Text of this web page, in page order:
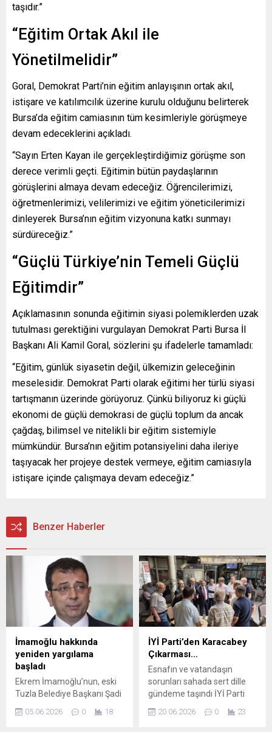
taşıdır.”
“Eğitim Ortak Akıl ile
Yönetilmelidir”
Goral, Demokrat Parti’nin eğitim anlayışının ortak akıl,
istişare ve katılımcılık üzerine kurulu olduğunu belirterek
Bursa’da eğitim camiasının tüm kesimleriyle görüşmeye
devam edeceklerini açıkladı.
“Sayın Erten Kayan ile gerçekleştirdiğimiz görüşme son
derece verimli geçti. Eğitimin bütün paydaşlarının
görüşlerini almaya devam edeceğiz. Öğrencilerimizi,
öğretmenlerimizi, velilerimizi ve eğitim yöneticilerimizi
dinleyerek Bursa’nın eğitim vizyonuna katkı sunmayı
sürdüreceğiz.”
“Güçlü Türkiye’nin Temeli Güçlü
Eğitimdir”
Açıklamasının sonunda eğitimin siyasi polemiklerden uzak
tutulması gerektiğini vurgulayan Demokrat Parti Bursa İl
Başkanı Ali Kamil Goral, sözlerini şu ifadelerle tamamladı:
“Eğitim, günlük siyasetin değil, ülkemizin geleceğinin
meselesidir. Demokrat Parti olarak eğitimi her türlü siyasi
tartışmanın üzerinde görüyoruz. Çünkü biliyoruz ki güçlü
ekonomi de güçlü demokrasi de güçlü toplum da ancak
çağdaş, bilimsel ve nitelikli bir eğitim sistemiyle
mümkündür. Bursa’nın eğitim potansiyelini daha ileriye
taşıyacak her projeye destek vermeye, eğitim camiasıyla
istişare içinde çalışmaya devam edeceğiz.”
Benzer Haberler
İmamoğlu hakkında
yeniden yargılama
başladı
Ekrem İmamoğlu’nun, eski
Tuzla Belediye Başkanı Şadi
Yazıcı’ı hedef alan hakaret
iddiasıyla yargılandığı
05.06.2026 0 18
İYİ Parti’den Karacabey
Çıkarması…
Esnafın ve vatandaşın
sorunları sahada sert dille
gündeme taşındı İYİ Parti
Genel Başkan Yardımcısı ve
Bursa Milletvekili Selçuk
20.06.2026 0 23